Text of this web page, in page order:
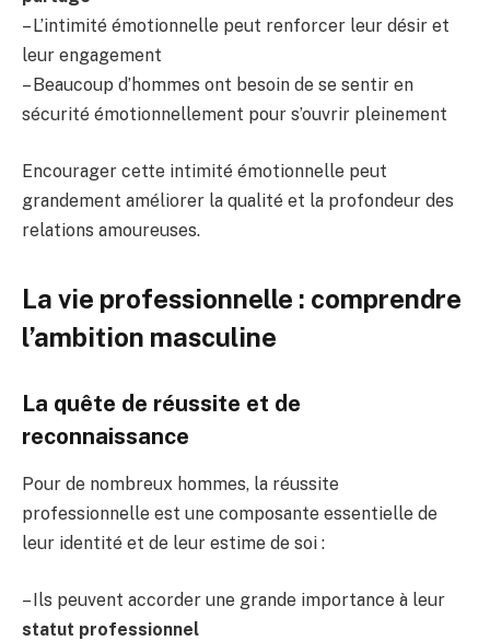
– L’intimité émotionnelle peut renforcer leur désir et
leur engagement
– Beaucoup d’hommes ont besoin de se sentir en
sécurité émotionnellement pour s’ouvrir pleinement
Encourager cette intimité émotionnelle peut
grandement améliorer la qualité et la profondeur des
relations amoureuses.
La vie professionnelle : comprendre
l’ambition masculine
La quête de réussite et de
reconnaissance
Pour de nombreux hommes, la réussite
professionnelle est une composante essentielle de
leur identité et de leur estime de soi :
– Ils peuvent accorder une grande importance à leur
statut professionnel